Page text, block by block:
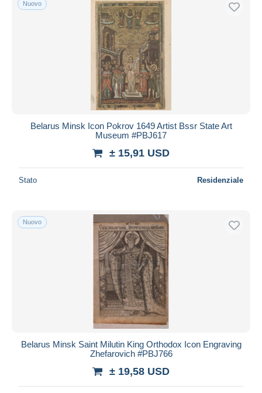
Spedizione gratuita
Metodi di pagamento
Bonifico bancario
Mastercard
Bancontact
iDeal
Residenza del venditore
Aggiorna
Nuovo
Belarus Minsk Icon Pokrov 1649 Artist Bssr State Art
Museum #PBJ617
± 15,91 USD
Stato Residenziale
Nuovo
Belarus Minsk Saint Milutin King Orthodox Icon Engraving
Zhefarovich #PBJ766
± 19,58 USD